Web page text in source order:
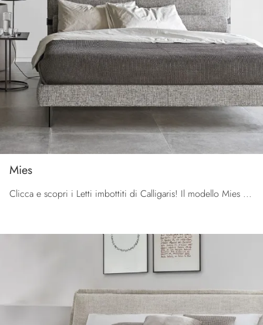
Mies
Clicca e scopri i Letti imbottiti di Calligaris! Il modello Mies in tessuto ti attende nelle versioni matrimoniali.